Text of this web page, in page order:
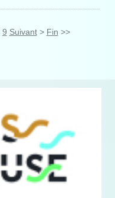
9 Suivant> Fin >>